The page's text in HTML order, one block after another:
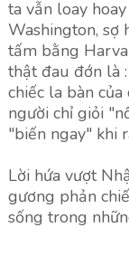
ta vẫn loay
Washington, sợ
tấm bằng
thật đau đớn là
chiếc la bàn
người chỉ giỏi
"biến ngay" khi
Lời hứa vượt
gương phản
sống trong